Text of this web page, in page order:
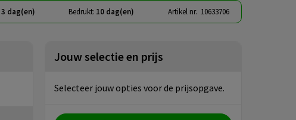
3 dag(en) Bedrukt: 10 dag(en) Artikel nr. 10633706
Jouw selectie en prijs
Selecteer jouw opties voor de prijsopgave.